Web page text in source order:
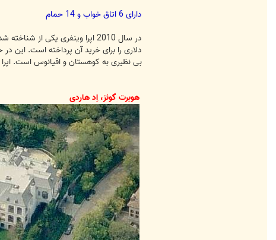
دارای 6 اتاق خواب و 14 حمام
دلاری را برای خرید آن پرداخته است. این
بی نظیری به کوهستان و اقیانوس است.
هوبرت گوئز، اِد هاردی